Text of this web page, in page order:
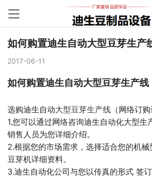
如何购置迪生自动大型豆芽生产
2017-06-11
如何购置迪生自动大型豆芽生产线
选购迪生自动大型豆芽生产线 （网络订
1.您可以通过网络咨询迪生自动化大型生
销售人员为您详细介绍。
2.根据您的市场需求，选择适合您的机
豆芽机详细资料。
3.迪生自动化公司与您以传真的形式 签订